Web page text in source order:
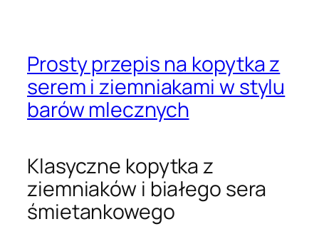
Prosty przepis na kopytka z
serem i ziemniakami w stylu
barów mlecznych
Klasyczne kopytka z
ziemniaków i białego sera
śmietankowego